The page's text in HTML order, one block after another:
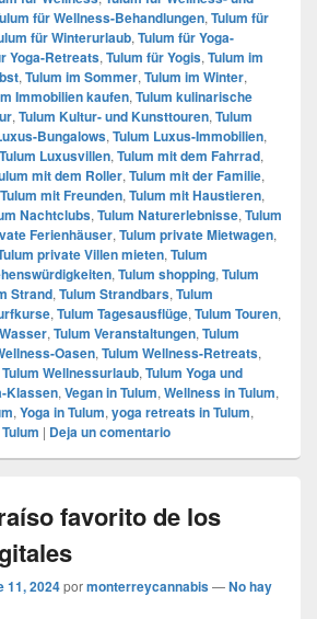
für Wellness-Behandlungen, Tulum für
für Winterurlaub, Tulum für Yoga-
Yoga-Retreats, Tulum für Yogis, Tulum im
, Tulum im Sommer, Tulum im Winter,
Immobilien kaufen, Tulum kulinarische
, Tulum Kultur- und Kunsttouren, Tulum
Bungalows, Tulum Luxus-Immobilien,
Tulum Luxusvillen, Tulum mit dem Fahrrad,
mit dem Roller, Tulum mit der Familie,
Tulum mit Freunden, Tulum mit Haustieren,
Nachtclubs, Tulum Naturerlebnisse, Tulum
Ferienhäuser, Tulum private Mietwagen,
private Villen mieten, Tulum
, Tulum shopping, Tulum
Strand, Tulum Strandbars, Tulum
, Tulum Tagesausflüge, Tulum Touren,
, Tulum Veranstaltungen, Tulum
Oasen, Tulum Wellness-Retreats,
Tulum Wellnessurlaub, Tulum Yoga und
Klassen, Vegan in Tulum, Wellness in Tulum,
, Yoga in Tulum, yoga retreats in Tulum,
| Deja un comentario
favorito de los
11, 2024pormonterreycannabis—No hay